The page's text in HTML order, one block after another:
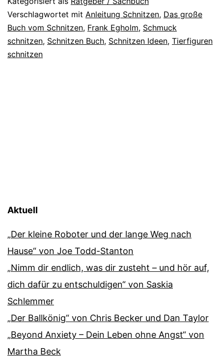
Verschlagwortet mit Anleitung Schnitzen, Das große
Buch vom Schnitzen, Frank Egholm, Schmuck
schnitzen, Schnitzen Buch, Schnitzen Ideen, Tierfiguren
schnitzen
Aktuell
„Der kleine Roboter und der lange Weg nach
Hause“ von Joe Todd-Stanton
„Nimm dir endlich, was dir zusteht – und hör auf,
dich dafür zu entschuldigen“ von Saskia
Schlemmer
„Der Ballkönig“ von Chris Becker und Dan Taylor
„Beyond Anxiety – Dein Leben ohne Angst“ von
Martha Beck